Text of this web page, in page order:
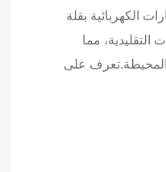
الكهربائية بقلة
التقليدية، مما
على